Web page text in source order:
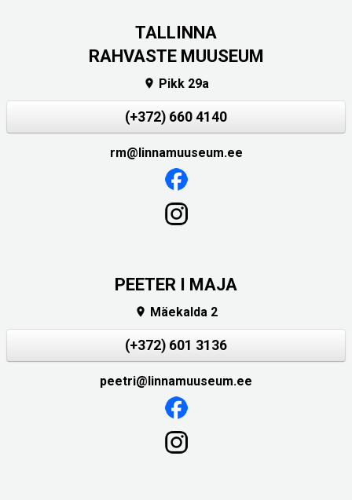
TALLINNA
RAHVASTE MUUSEUM
 Pikk 29a
(+372) 660 4140
rm@linnamuuseum.ee
PEETER I MAJA
 Mäekalda 2
(+372) 601 3136
peetri@linnamuuseum.ee